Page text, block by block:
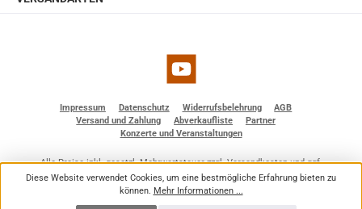
YouTube
Impressum Datenschutz Widerrufsbelehrung
AGB
Versand und Zahlung
Abverkaufliste
Partner
Konzerte und Veranstaltungen
Alle Preise inkl. gesetzl. Mehrwertsteuer zzgl.Versandkostenund ggf.
Nachnahmegebühren, wenn nicht anders angegeben.
© 2026 BF - Dienstleistungen - Alle Rechte vorbehalten. Theme by
Diese Website verwendet Cookies, um eine bestmögliche Erfahrung bieten zu
können. Mehr Informationen ...